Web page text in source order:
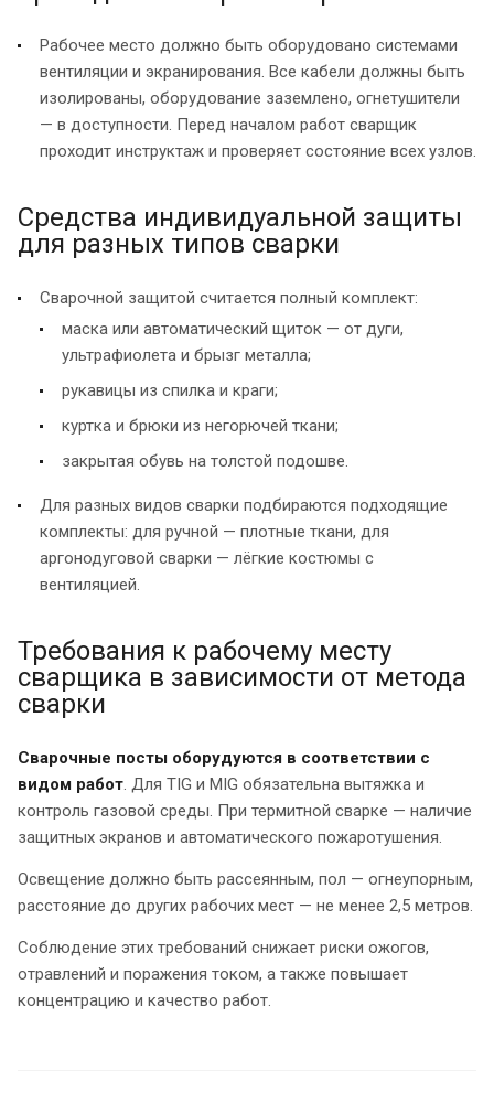
Рабочее место должно быть оборудовано системами
вентиляции и экранирования. Все кабели должны быть
изолированы, оборудование заземлено, огнетушители
— в доступности. Перед началом работ сварщик
проходит инструктаж и проверяет состояние всех узлов.
Средства индивидуальной защиты
для разных типов сварки
Сварочной защитой считается полный комплект:
маска или автоматический щиток — от дуги,
ультрафиолета и брызг металла;
рукавицы из спилка и краги;
куртка и брюки из негорючей ткани;
закрытая обувь на толстой подошве.
Для разных видов сварки подбираются подходящие
комплекты: для ручной — плотные ткани, для
аргонодуговой сварки — лёгкие костюмы с
вентиляцией.
Требования к рабочему месту
сварщика в зависимости от метода
сварки
Сварочные посты оборудуются в соответствии с
видом работ. Для TIG и MIG обязательна вытяжка и
контроль газовой среды. При термитной сварке — наличие
защитных экранов и автоматического пожаротушения.
Освещение должно быть рассеянным, пол — огнеупорным,
расстояние до других рабочих мест — не менее 2,5 метров.
Соблюдение этих требований снижает риски ожогов,
отравлений и поражения током, а также повышает
концентрацию и качество работ.